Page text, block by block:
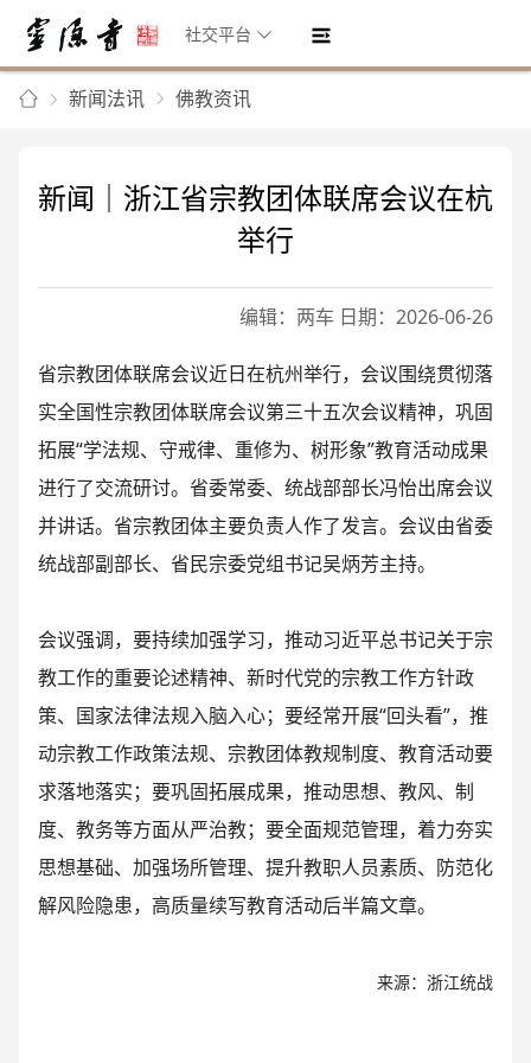
社交平台
新闻法讯 佛教资讯
新闻｜浙江省宗教团体联席会议在杭
举行
编辑：两车 日期：2026-06-26
省宗教团体联席会议近日在杭州举行，会议围绕贯彻落
实全国性宗教团体联席会议第三十五次会议精神，巩固
拓展“学法规、守戒律、重修为、树形象”教育活动成果
进行了交流研讨。省委常委、统战部部长冯怡出席会议
并讲话。省宗教团体主要负责人作了发言。会议由省委
统战部副部长、省民宗委党组书记吴炳芳主持。
会议强调，要持续加强学习，推动习近平总书记关于宗
教工作的重要论述精神、新时代党的宗教工作方针政
策、国家法律法规入脑入心；要经常开展“回头看”，推
动宗教工作政策法规、宗教团体教规制度、教育活动要
求落地落实；要巩固拓展成果，推动思想、教风、制
度、教务等方面从严治教；要全面规范管理，着力夯实
思想基础、加强场所管理、提升教职人员素质、防范化
解风险隐患，高质量续写教育活动后半篇文章。
来源：浙江统战